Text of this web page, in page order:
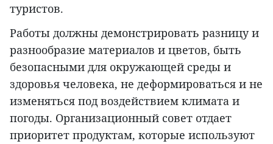
туристов.
Работы должны демонстрировать разницу и
разнообразие материалов и цветов, быть
безопасными для окружающей среды и
здоровья человека, не деформироваться и не
изменяться под воздействием климата и
погоды. Организационный совет отдает
приоритет продуктам, которые используют